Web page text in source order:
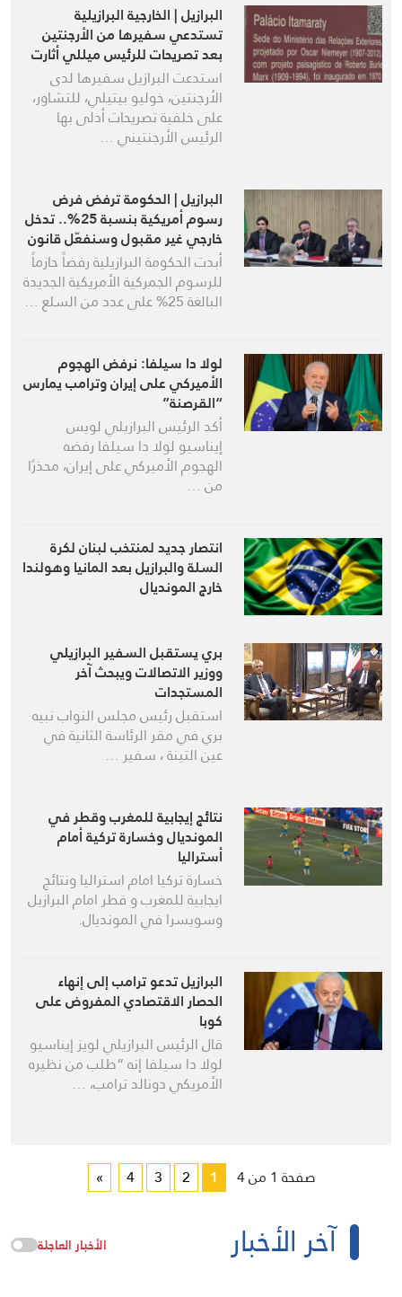
البرازيل | الخارجية البرازيلية
تستدعي سفيرها من الأرجنتين
بعد تصريحات للرئيس ميللي أثارت
أزمة دبلوماسية
استدعت البرازيل سفيرها لدى
الأرجنتين، خوليو بيتيلي، للتشاور،
على خلفية تصريحات أدلى بها
الرئيس الأرجنتيني …
البرازيل | الحكومة ترفض فرض
رسوم أمريكية بنسبة 25%.. تدخل
خارجي غير مقبول وسنفعّل قانون
المعاملة بالمثل
أبدت الحكومة البرازيلية رفضاً حازماً
للرسوم الجمركية الأمريكية الجديدة
البالغة 25% على عدد من السلع …
لولا دا سيلفا: نرفض الهجوم
الأميركي على إيران وترامب يمارس
“القرصنة”
أكد الرئيس البرازيلي لويس
إيناسيو لولا دا سيلفا رفضه
الهجوم الأميركي على إيران، محذرًا
من …
انتصار جديد لمنتخب لبنان لكرة
السلة والبرازيل بعد المانيا وهولندا
خارج المونديال
بري يستقبل السفير البرازيلي
ووزير الاتصالات ويبحث آخر
المستجدات
استقبل رئيس مجلس النواب نبيه
بري في مقر الرئاسة الثانية في
عين التينة ، سفير …
نتائج إيجابية للمغرب وقطر في
المونديال وخسارة تركية أمام
أستراليا
خسارة تركيا امام استراليا ونتائج
ايجابية للمغرب و قطر امام البرازيل
وسويسرا في المونديال.
البرازيل تدعو ترامب إلى إنهاء
الحصار الاقتصادي المفروض على
كوبا
قال الرئيس البرازيلي لويز إيناسيو
لولا دا سيلفا إنه “طلب من نظيره
الأمريكي دونالد ترامب، …
صفحة 1 من 4 1
2
3
4
»
آخر الأخبار الأخبار العاجلة